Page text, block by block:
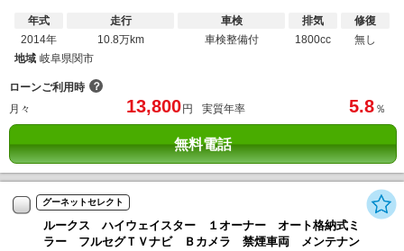
年式
2014年
走行
10.8万km
車検
車検整備付
排気
1800cc
修復
無し
地域 岐阜県関市
ローンご利用時 ？
月々
13,800円 実質年率 5.8 ％
無料電話
グーネットセレクト
ルークス ハイウェイスター １オーナー オート格納式ミ
ラー フルセグＴＶナビ Ｂカメラ 禁煙車両 メンテナン